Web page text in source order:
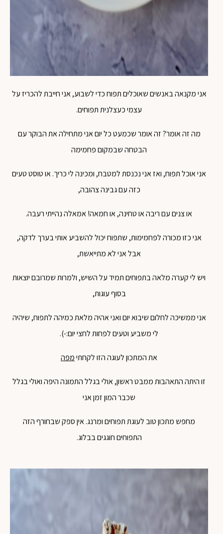
אני מקנאה באנשים שאוכלים תפוח כדי לשבוע, אני חייבת להכריז על
עצמי כעצלנית תפוחים.
מה זה אומר? זה אומר שכמעט כל יום אני מתחילה את הבוקר עם
הבטחה שבמקום פחמימה
אני אוכל תפוח, ואז אני נכנסת למטבח, ומכינה לי כריך. או טוסט טעים
כזה עם גבינה צהובה,
או צנים עם ריבה או טחינה, או חמאה! אמאלה נהייתי רעבה.
אני כזו מכורה לפחמימות, שתפוח יכול להשביע אותי בערך לדקה,
אבל אני לא מתייאשת,
ויש לי קערה מלאה בתפוחים תמיד על השיש, ולמרות שמרובם יוצאות
בסוף עוגות,
אני ממשיכה לחלום שיבוא יום ואני אהיה מלאת כמיהה לתפוח, שיהיה
לי משביע וטעים לפחות לחצי יום:-).
את המתכון לעוגה הזו לקחתימפה
זו היתה התאהבות ממבט ראשון, אולי בגלל התמונה היפה ואולי בגלל
שכבר המון זמן אני
מחפש מתכון טוב לעוגת תפוחים ומרנג. אין ספק שבחורף הזה
התפוחים חוגגים בבלוג.